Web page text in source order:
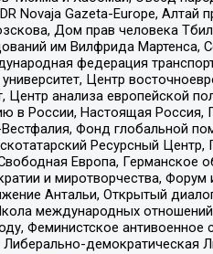
Novaja Gazeta-Europe,
Дом прав человека
им Вилфрида
федерация
Центр
анализа европейской
России, Настоящая Россия,
Фонд глобальной
Ресурсный
Европа,
и миротворчества,
Антальи, Открытый
международных
Феминистское
демократическая